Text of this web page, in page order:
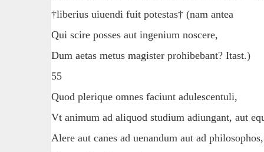
†liberius uiuendi fuit potestas† (nam antea
Qui scire posses aut ingenium noscere,
Dum aetas metus magister prohibebant? Itast.)
55
Quod plerique omnes faciunt adulescentuli,
Vt animum ad aliquod studium adiungant, aut
Alere aut canes ad uenandum aut ad philosophos,